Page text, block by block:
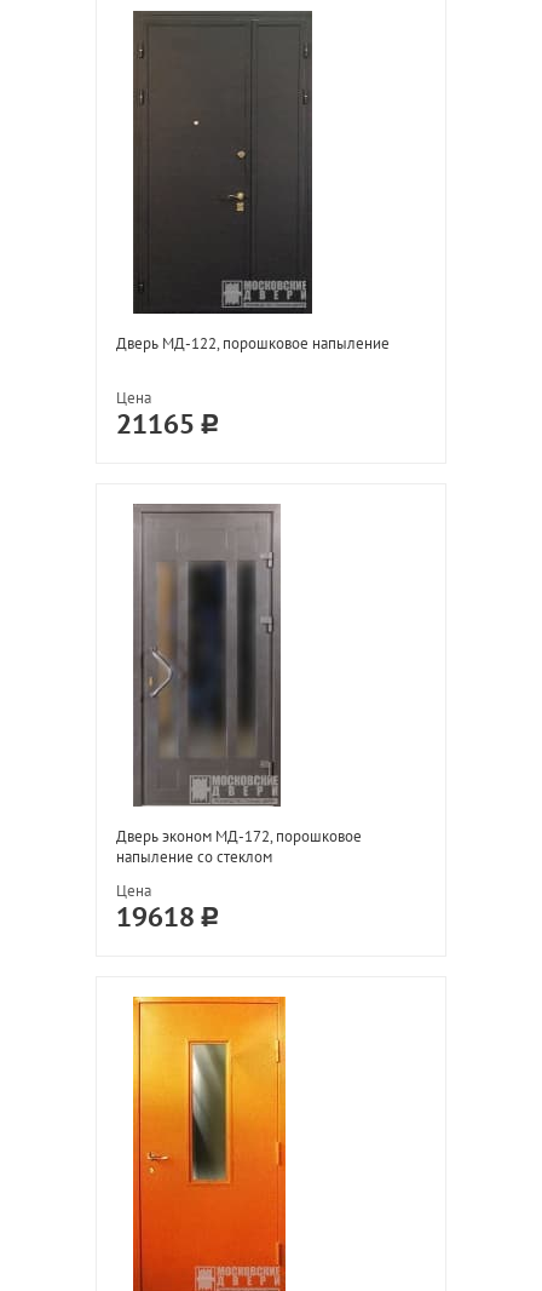
Дверь МД-122, порошковое напыление
Цена
21165
Дверь эконом МД-172, порошковое
напыление со стеклом
Цена
19618